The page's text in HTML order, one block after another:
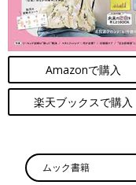
Amazonで購入
楽天ブックスで購入
ムック書籍